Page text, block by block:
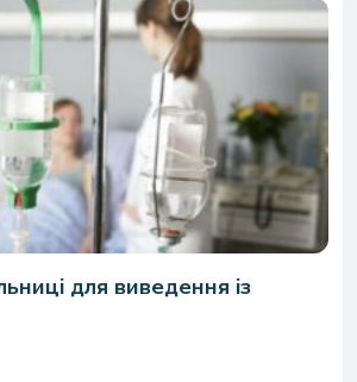
для виведення із